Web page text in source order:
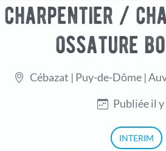
charpentier /
ossature
Cébazat | Puy-de-Dôme |
Publiée il y
INTERIM